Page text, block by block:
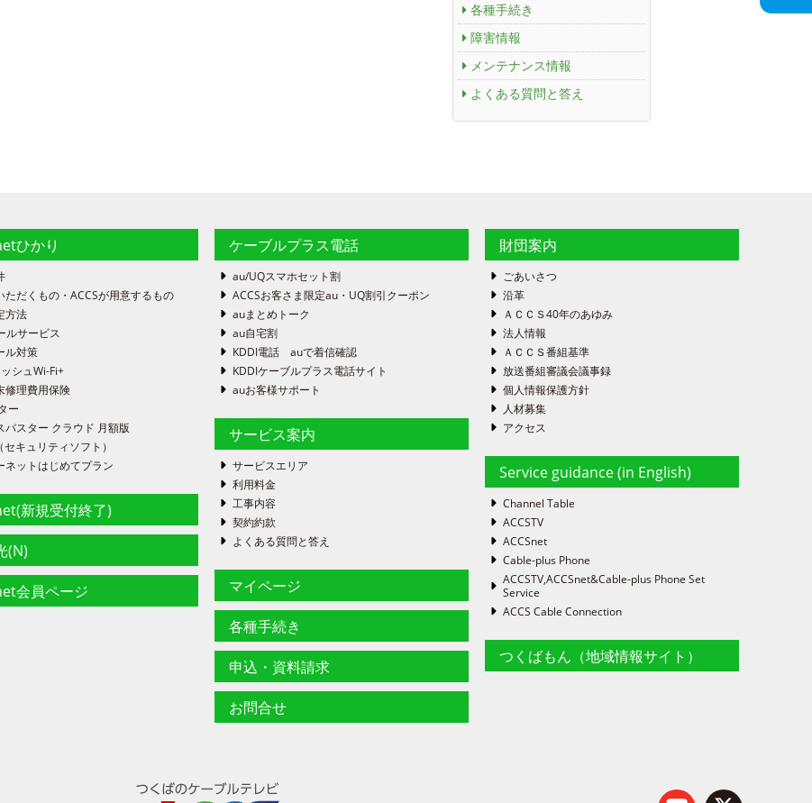
各種手続き
障害情報
メンテナンス情報
よくある質問と答え
ひかり
ただくもの・ACCSが用意するもの
方法
ルサービス
ル対策
シュWi-Fi+
修理費用保険
ー
バスター クラウド 月額版
セキュリティソフト）
ネットはじめてプラン
新規受付終了)
(N)
会員ページ
ケーブルプラス電話
au/UQスマホセット割
ACCSお客さま限定au・UQ割引クーポン
auまとめトーク
au自宅割
KDDI電話 auで着信確認
KDDIケーブルプラス電話サイト
auお客様サポート
サービス案内
サービスエリア
利用料金
工事内容
契約約款
よくある質問と答え
マイページ
各種手続き
申込・資料請求
お問合せ
財団案内
ごあいさつ
沿革
ＡＣＣＳ40年のあゆみ
法人情報
ＡＣＣＳ番組基準
放送番組審議会議事録
個人情報保護方針
人材募集
アクセス
Service guidance (in English)
Channel Table
ACCSTV
ACCSnet
Cable-plus Phone
ACCSTV,ACCSnet&Cable-plus Phone Set
Service
ACCS Cable Connection
つくばもん（地域情報サイト）